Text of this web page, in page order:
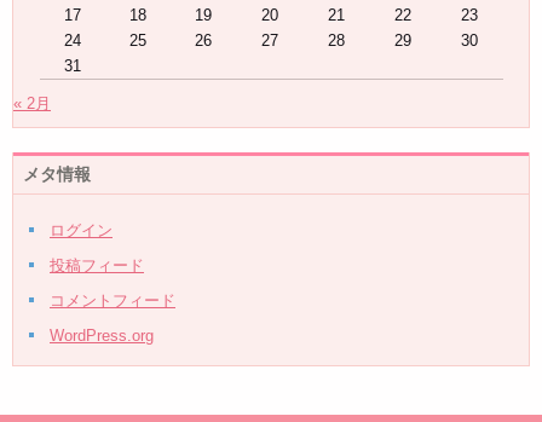
17
18 19 20 21 22
23
24
25 26 27 28 29
30
31
« 2月
メタ情報
ログイン
投稿フィード
コメントフィード
WordPress.org